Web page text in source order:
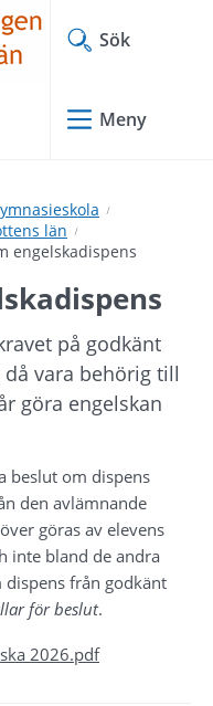
Sök
Meny
län
engelskadispens
på godkänt
då vara behörig till
göra engelskan
beslut om dispens
den avlämnande
göras av elevens
inte bland de andra
från godkänt
för beslut.
2026.pdfPdf, 147.2 kB.